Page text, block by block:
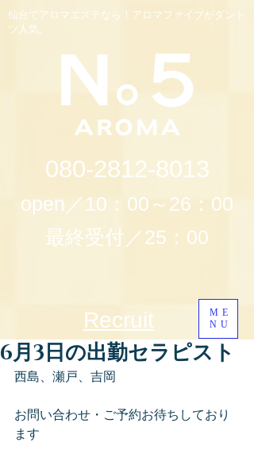
仙台でアロマエステなら！アロマファイブがダント
ツ人気。
080-2812-8013
open／10：00～26：00
最終受付／25：00
ME
NU
Recruit
6月3日の出勤セラピスト
西島、瀬戸、吉岡
お問い合わせ・ご予約お待ちしており
ます